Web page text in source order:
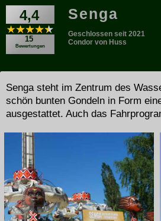
4,4
15
Bewertungen
Senga
Geschlossen seit 2021
Condor von Huss
Senga steht im Zentrum des
schön bunten Gondeln in Form
ausgestattet. Auch das